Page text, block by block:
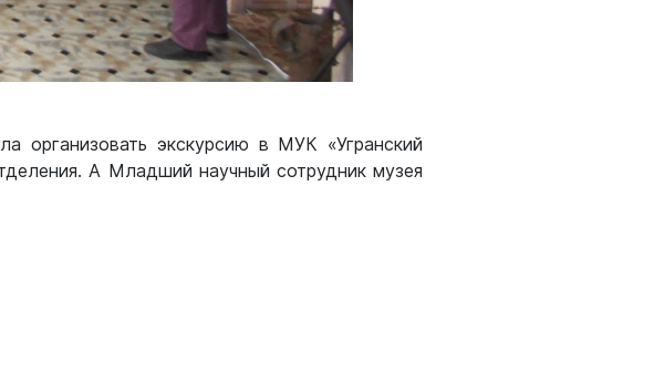
организовать экскурсию в МУК «Угранский
А Младший научный сотрудник музея